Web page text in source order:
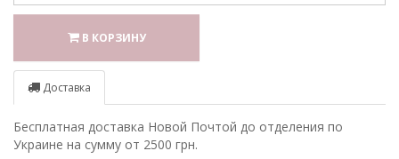
В КОРЗИНУ
Доставка
Бесплатная доставка Новой Почтой до отделения по
Украине на сумму от 2500 грн.